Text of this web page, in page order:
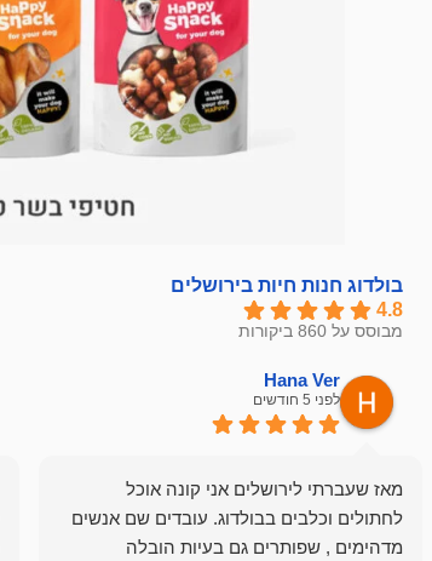
בולדוג חנות חיות בירושלים
4.8
מבוסס על 860 ביקורות
Hana Ver
לפני 5 חודשים
מאז שעברתי לירושלים אני קונה אוכל
לחתולים וכלבים בבולדוג. עובדים שם אנשים
מדהימים , שפותרים גם בעיות הובלה